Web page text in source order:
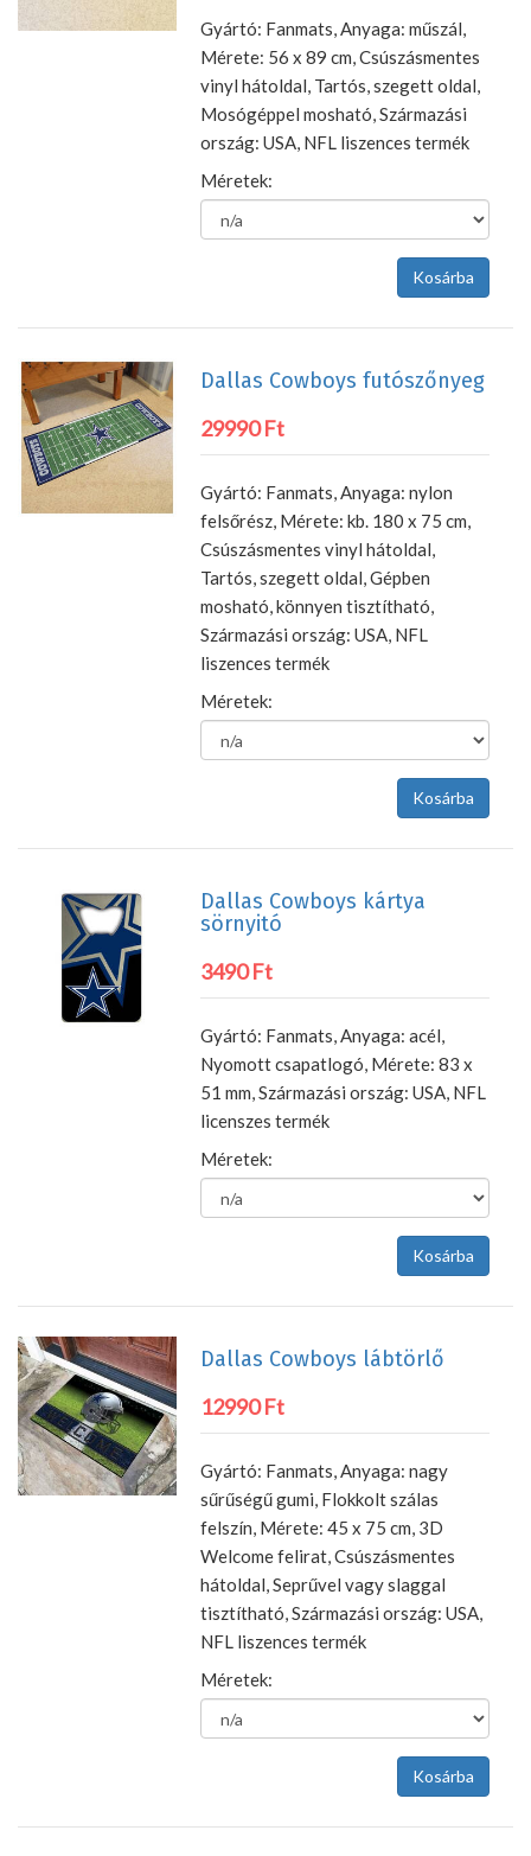
Gyártó: Fanmats, Anyaga: műszál,
Mérete: 56 x 89 cm, Csúszásmentes
vinyl hátoldal, Tartós, szegett oldal,
Mosógéppel mosható, Származási
ország: USA, NFL liszences termék
Méretek:
Dallas Cowboys futószőnyeg
29990 Ft
Gyártó: Fanmats, Anyaga: nylon
felsőrész, Mérete: kb. 180 x 75 cm,
Csúszásmentes vinyl hátoldal,
Tartós, szegett oldal, Gépben
mosható, könnyen tisztítható,
Származási ország: USA, NFL
liszences termék
Méretek:
Dallas Cowboys kártya
sörnyitó
3490 Ft
Gyártó: Fanmats, Anyaga: acél,
Nyomott csapatlogó, Mérete: 83 x
51 mm, Származási ország: USA, NFL
licenszes termék
Méretek:
Dallas Cowboys lábtörlő
12990 Ft
Gyártó: Fanmats, Anyaga: nagy
sűrűségű gumi, Flokkolt szálas
felszín, Mérete: 45 x 75 cm, 3D
Welcome felirat, Csúszásmentes
hátoldal, Seprűvel vagy slaggal
tisztítható, Származási ország: USA,
NFL liszences termék
Méretek: